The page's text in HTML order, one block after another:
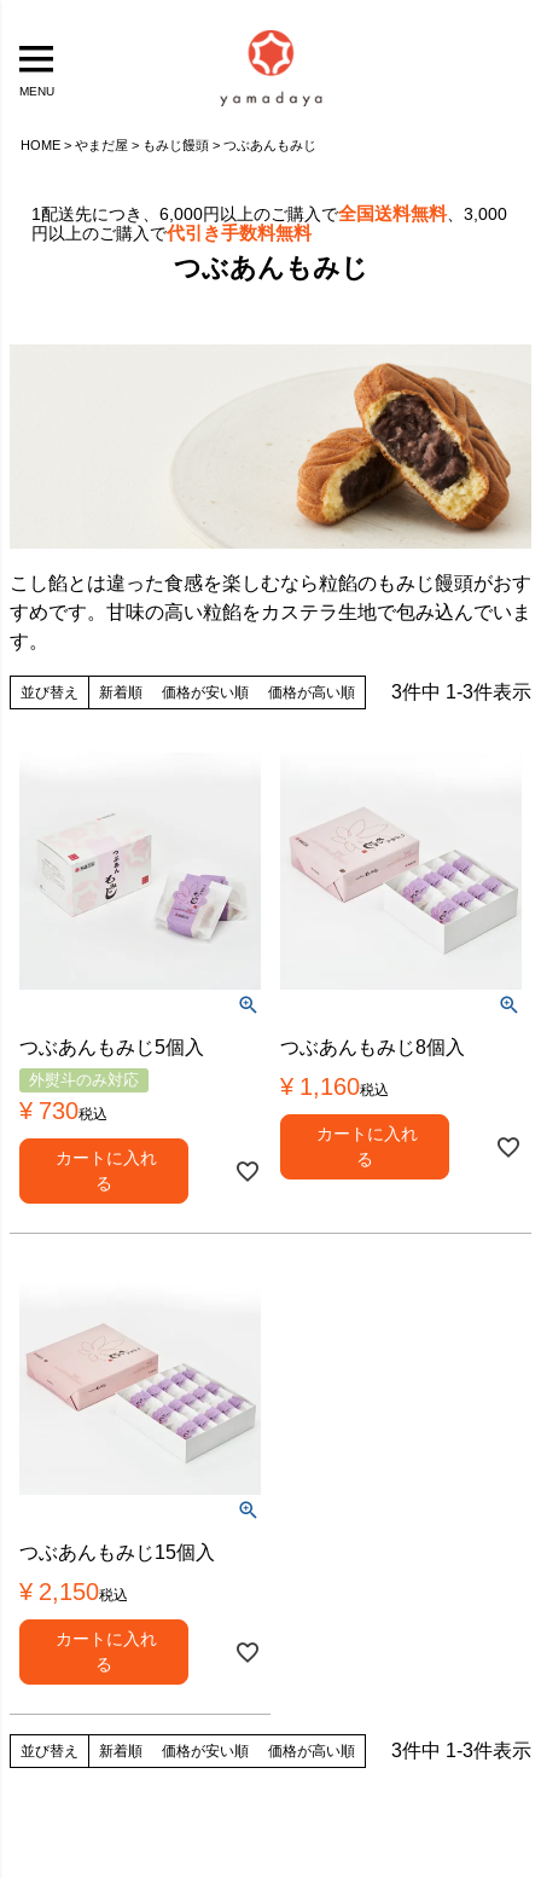
MENU
HOME やまだ屋 もみじ饅頭 つぶあんもみじ
1配送先につき、6,000円以上のご購入で全国送料無料、3,000
円以上のご購入で代引き手数料無料
つぶあんもみじ
こし餡とは違った食感を楽しむなら粒餡のもみじ饅頭がおす
すめです。甘味の高い粒餡をカステラ生地で包み込んでいま
す。
並び替え 新着順 価格が安い順 価格が高い順 3件中 1-3件表示
つぶあんもみじ5個入
外熨斗のみ対応
¥ 730税込
カートに入れ
る
つぶあんもみじ8個入
¥ 1,160税込
カートに入れ
る
つぶあんもみじ15個入
¥ 2,150税込
カートに入れ
る
並び替え 新着順 価格が安い順 価格が高い順 3件中 1-3件表示